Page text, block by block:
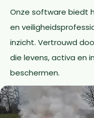
Onze software biedt
en
inzicht. Vertrouwd
die levens, activa en
beschermen.